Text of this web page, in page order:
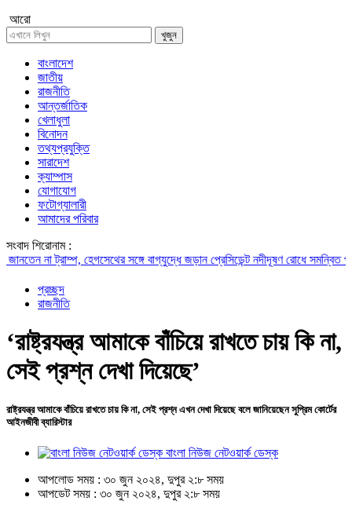
আরো
খুজুন
বাংলাদেশ
জাতীয়
রাজনীতি
আন্তর্জাতিক
খেলাধুলা
বিনোদন
তথ্যপ্রযুক্তি
সারাদেশ
ক্যাম্পাস
যোগাযোগ
ফটোগ্যালারী
আমাদের পরিবার
সংবাদ শিরোনাম :
না ট্রাম্প, হেগসেথের সঙ্গে বাগ্‌যুদ্ধে জড়ান প্রেসিডেন্টনদীদূষণ রোধে সমন্বিত
প্রচ্ছদ
রাজনীতি
‘রাষ্ট্রযন্ত্র আমাকে বাঁচিয়ে রাখতে চায় কি না,
সেই প্রশ্ন দেখা দিয়েছে’
রাষ্ট্রযন্ত্র আমাকে বাঁচিয়ে রাখতে চায় কি না, সেই প্রশ্ন এখন দেখা দিয়েছে বলে জানিয়েছেন সুপ্রিম কোর্টের
আইনজীবী ব্যারিস্টার
বাংলা নিউজ নেটওয়ার্ক ডেস্ক
আপলোড সময় : ৩০ জুন ২০২৪, দুপুর ২:৮ সময়
আপডেট সময় : ৩০ জুন ২০২৪, দুপুর ২:৮ সময়